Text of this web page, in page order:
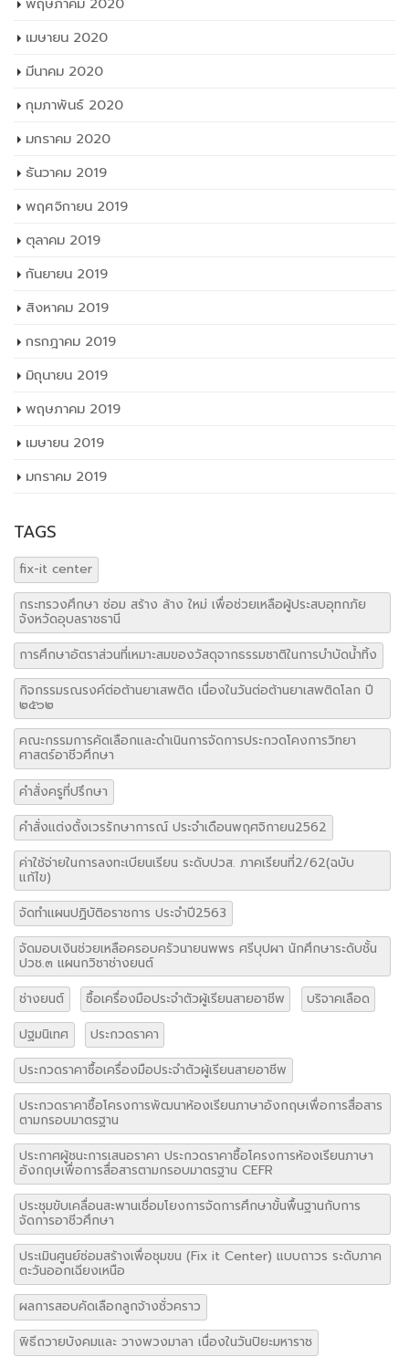
เมษายน 2020
มีนาคม 2020
กุมภาพันธ์ 2020
มกราคม 2020
ธันวาคม 2019
พฤศจิกายน 2019
ตุลาคม 2019
กันยายน 2019
สิงหาคม 2019
กรกฎาคม 2019
มิถุนายน 2019
พฤษภาคม 2019
เมษายน 2019
มกราคม 2019
TAGS
fix-it center
กระทรวงศึกษา ซ่อม สร้าง ล้าง ใหม่ เพื่อช่วยเหลือผู้ประสบอุทกภัย
จังหวัดอุบลราชธานี
การศึกษาอัตราส่วนที่เหมาะสมของวัสดุจากธรรมชาติในการบำบัดน้ำทิ้ง
กิจกรรมรณรงค์ต่อต้านยาเสพติด เนื่องในวันต่อต้านยาเสพติดโลก ปี
๒๕๖๒
คณะกรรมการคัดเลือกและดำเนินการจัดการประกวดโคงการวิทยา
ศาสตร์อาชีวศึกษา
คำสั่งครูที่ปรึกษา
คำสั่งแต่งตั้งเวรรักษาการณ์ ประจำเดือนพฤศจิกายน2562
ค่าใช้จ่ายในการลงทะเบียนเรียน ระดับปวส. ภาคเรียนที่2/62(ฉบับ
แก้ไข)
จัดทำแผนปฏิบัติอราชการ ประจำปี2563
จัดมอบเงินช่วยเหลือครอบครัวนายนพพร ศรีบุปผา นักศึกษาระดับชั้น
ปวช.๓ แผนกวิชาช่างยนต์
ช่างยนต์
ซื้อเครื่องมือประจำตัวผู้เรียนสายอาชีพ
บริจาคเลือด
ปฐมนิเทศ
ประกวดราคา
ประกวดราคาซื้อเครื่องมือประจำตัวผู้เรียนสายอาชีพ
ประกวดราคาซื้อโครงการพัฒนาห้องเรียนภาษาอังกฤษเพื่อการสื่อสาร
ตามกรอบมาตรฐาน
ประกาศผู้ชนะการเสนอราคา ประกวดราคาซื้อโครงการห้องเรียนภาษา
อังกฤษเพื่อการสื่อสารตามกรอบมาตรฐาน CEFR
ประชุมขับเคลื่อนสะพานเชื่อมโยงการจัดการศึกษาขั้นพื้นฐานกับการ
จัดการอาชีวศึกษา
ประเมินศูนย์ซ่อมสร้างเพื่อชุมขน (Fix it Center) แบบถาวร ระดับภาค
ตะวันออกเฉียงเหนือ
ผลการสอบคัดเลือกลูกจ้างชั่วคราว
พิธีถวายบังคมและ วางพวงมาลา เนื่องในวันปิยะมหาราช